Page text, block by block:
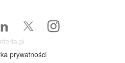
prywatności